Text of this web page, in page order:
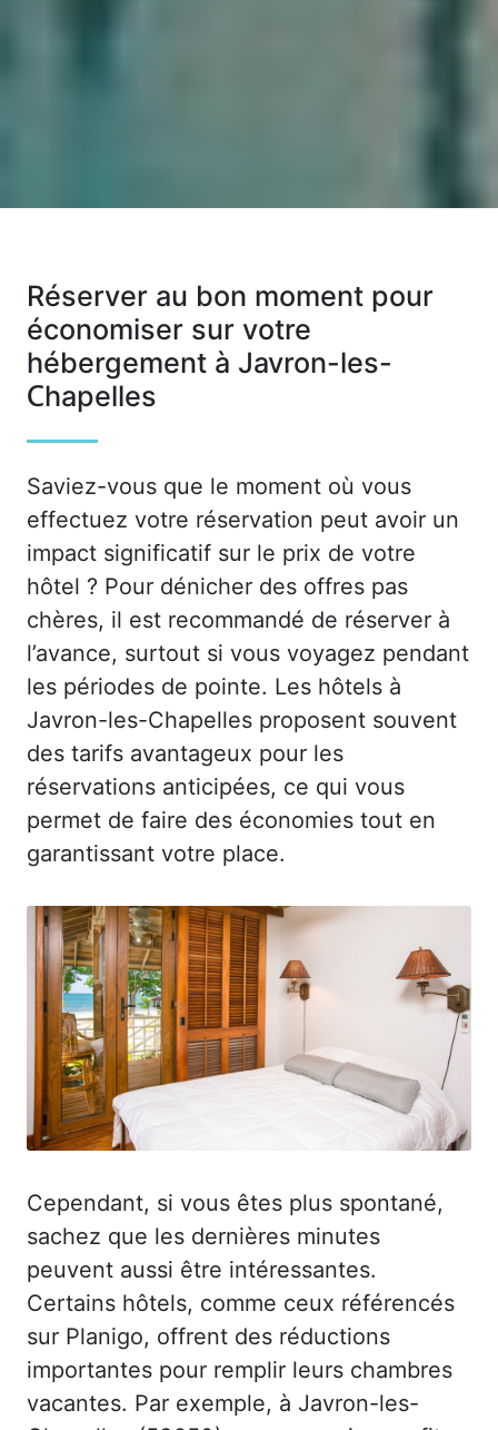
Réserver au bon moment pour
économiser sur votre
hébergement à Javron-les-
Chapelles
Saviez-vous que le moment où vous
effectuez votre réservation peut avoir un
impact significatif sur le prix de votre
hôtel ? Pour dénicher des offres pas
chères, il est recommandé de réserver à
l’avance, surtout si vous voyagez pendant
les périodes de pointe. Les hôtels à
Javron-les-Chapelles proposent souvent
des tarifs avantageux pour les
réservations anticipées, ce qui vous
permet de faire des économies tout en
garantissant votre place.
Cependant, si vous êtes plus spontané,
sachez que les dernières minutes
peuvent aussi être intéressantes.
Certains hôtels, comme ceux référencés
sur Planigo, offrent des réductions
importantes pour remplir leurs chambres
vacantes. Par exemple, à Javron-les-